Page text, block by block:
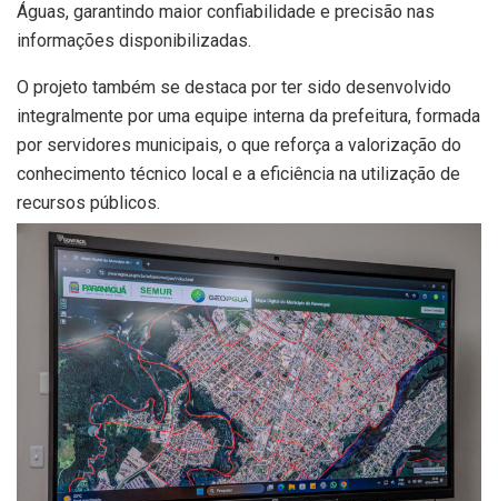
Águas, garantindo maior confiabilidade e precisão nas
informações disponibilizadas.
O projeto também se destaca por ter sido desenvolvido
integralmente por uma equipe interna da prefeitura, formada
por servidores municipais, o que reforça a valorização do
conhecimento técnico local e a eficiência na utilização de
recursos públicos.